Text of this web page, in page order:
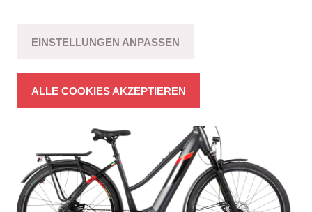
Fahrspass mit Bikes in stimmiger Struktur.
EINSTELLUNGEN ANPASSEN
ALLE COOKIES AKZEPTIEREN